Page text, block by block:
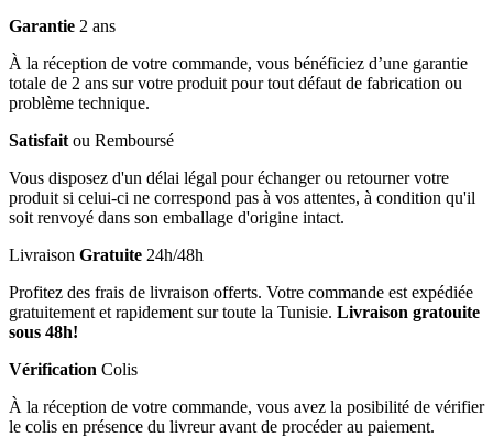
Garantie 2 ans
À la réception de votre commande, vous bénéficiez d’une garantie
totale de 2 ans sur votre produit pour tout défaut de fabrication ou
problème technique.
Satisfait ou Remboursé
Vous disposez d'un délai légal pour échanger ou retourner votre
produit si celui-ci ne correspond pas à vos attentes, à condition qu'il
soit renvoyé dans son emballage d'origine intact.
Livraison Gratuite 24h/48h
Profitez des frais de livraison offerts. Votre commande est expédiée
gratuitement et rapidement sur toute la Tunisie. Livraison gratouite
sous 48h!
Vérification Colis
À la réception de votre commande, vous avez la posibilité de vérifier
le colis en présence du livreur avant de procéder au paiement.